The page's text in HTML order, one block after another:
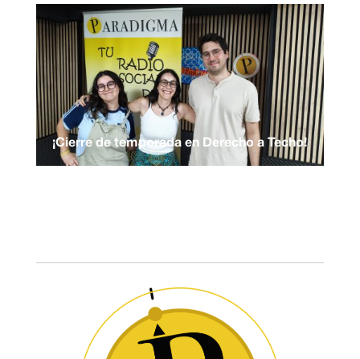
¡Cierre de temporada en Derecho a Techo!